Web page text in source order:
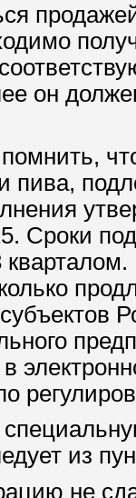
он
пива,
Сроки
из
не